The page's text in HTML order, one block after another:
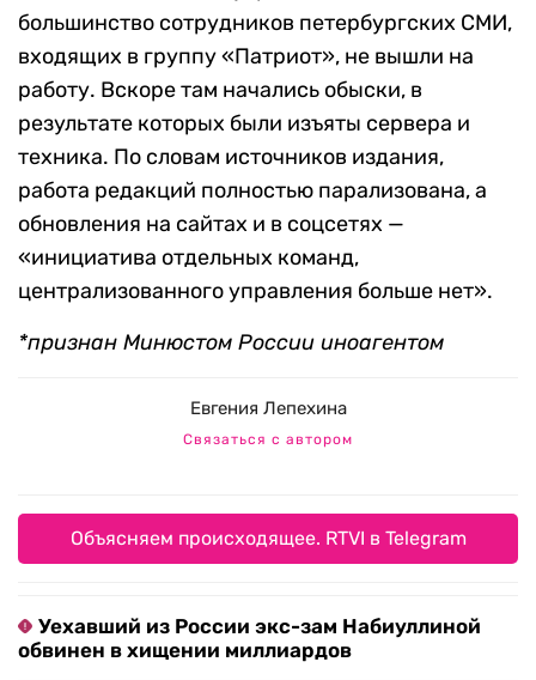
большинство сотрудников петербургских СМИ,
входящих в группу «Патриот», не вышли на
работу. Вскоре там начались обыски, в
результате которых были изъяты сервера и
техника. По словам источников издания,
работа редакций полностью парализована, а
обновления на сайтах и в соцсетях —
«инициатива отдельных команд,
централизованного управления больше нет».
*признан Минюстом России иноагентом
Евгения Лепехина
Связаться с автором
Объясняем происходящее. RTVI в Telegram
Уехавший из России экс-зам Набиуллиной
обвинен в хищении миллиардов